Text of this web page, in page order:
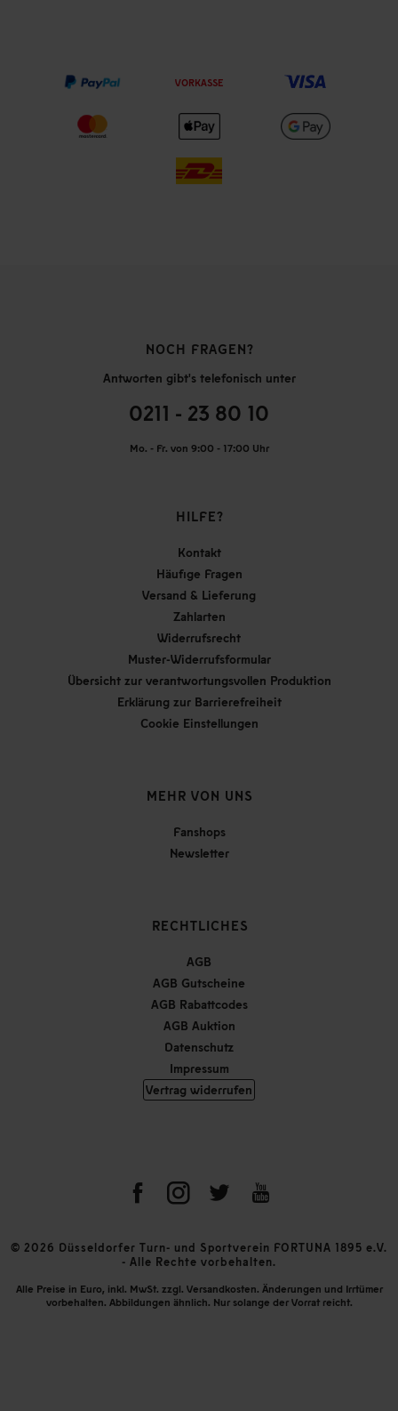
VORKASSE
NOCH FRAGEN?
Antworten gibt's telefonisch unter
0211 - 23 80 10
Mo. - Fr. von 9:00 - 17:00 Uhr
HILFE?
Kontakt
Häufige Fragen
Versand & Lieferung
Zahlarten
Widerrufsrecht
Muster-Widerrufsformular
Übersicht zur verantwortungsvollen Produktion
Erklärung zur Barrierefreiheit
Cookie Einstellungen
MEHR VON UNS
Fanshops
Newsletter
RECHTLICHES
AGB
AGB Gutscheine
AGB Rabattcodes
AGB Auktion
Datenschutz
Impressum
Vertrag widerrufen
© 2026 Düsseldorfer Turn- und Sportverein FORTUNA 1895 e.V.
- Alle Rechte vorbehalten.
Alle Preise in Euro, inkl. MwSt. zzgl. Versandkosten. Änderungen und Irrtümer
vorbehalten. Abbildungen ähnlich. Nur solange der Vorrat reicht.